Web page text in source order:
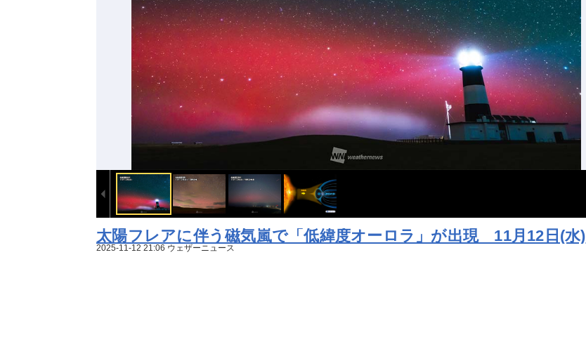
太陽フレアに伴う磁気嵐で「低緯度オーロラ」が出現 11月12日(水)
2025-11-12 21:06 ウェザーニュース